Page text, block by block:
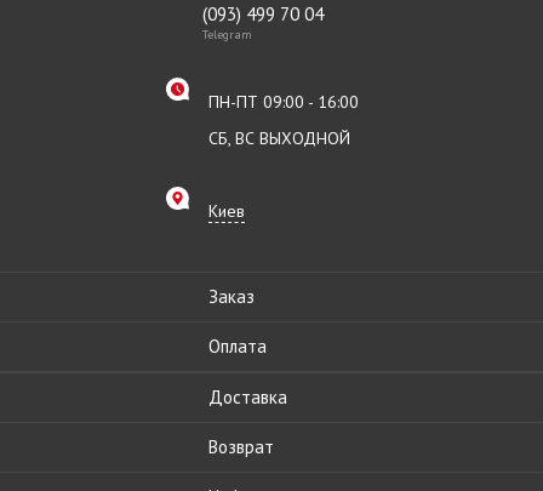
(093) 499 70 04
Telegram
ПН-ПТ 09:00 - 16:00
СБ, ВС ВЫХОДНОЙ
Киев
Заказ
Оплата
Доставка
Возврат